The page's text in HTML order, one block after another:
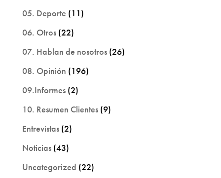
05. Deporte (11)
06. Otros(22)
07. Hablan de nosotros(26)
08. Opinión (196)
09.Informes(2)
10. Resumen Clientes(9)
Entrevistas(2)
Noticias(43)
Uncategorized (22)